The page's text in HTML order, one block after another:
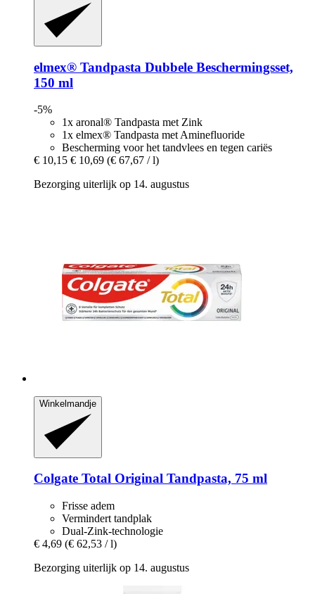
elmex® Tandpasta Dubbele Beschermingsset,
150 ml
-5%
1x aronal® Tandpasta met Zink
1x elmex® Tandpasta met Aminefluoride
Bescherming voor het tandvlees en tegen cariës
€ 10,15 € 10,69 (€ 67,67 / l)
Bezorging uiterlijk op 14. augustus
Winkelmandje
Colgate Total Original Tandpasta, 75 ml
Frisse adem
Vermindert tandplak
Dual-Zink-technologie
€ 4,69 (€ 62,53 / l)
Bezorging uiterlijk op 14. augustus